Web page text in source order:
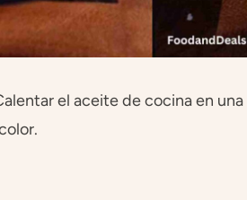
el aceite de cocina en